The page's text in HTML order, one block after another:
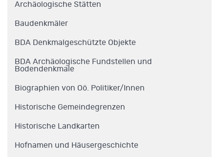
Archäologische Stätten
Baudenkmäler
BDA Denkmalgeschützte Objekte
BDA Archäologische Fundstellen und
Bodendenkmale
Biographien von Oö. Politiker/Innen
Historische Gemeindegrenzen
Historische Landkarten
Hofnamen und Häusergeschichte